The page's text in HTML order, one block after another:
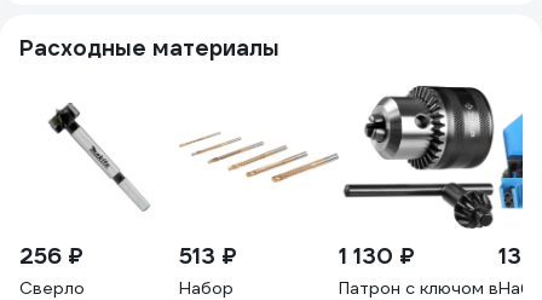
Расходные материалы
256 ₽
Сверло
513 ₽
Набор
1 130 ₽
Патрон с ключом в
13